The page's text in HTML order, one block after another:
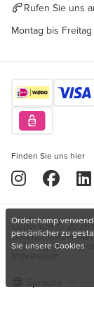
Rufen Sie uns
Montag bis
Finden Sie uns hier
Copyright © 2026
Orderchamp
persönlicher zu
Sie unsere Cookies.